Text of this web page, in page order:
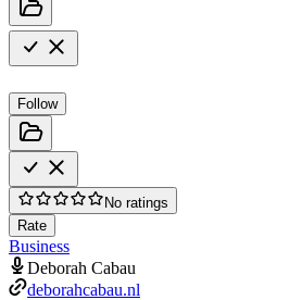
Follow
No ratings
Rate
Business
Deborah Cabau
deborahcabau.nl